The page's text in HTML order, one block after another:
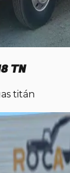
TN
titán